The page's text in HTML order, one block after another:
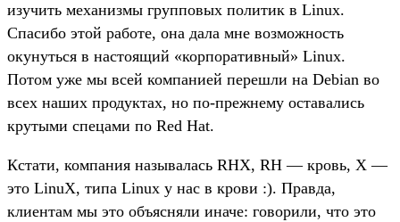
изучить механизмы групповых политик в Linux.
Спасибо этой работе, она дала мне возможность
окунуться в настоящий «корпоративный» Linux.
Потом уже мы всей компанией перешли на Debian во
всех наших продуктах, но по-прежнему оставались
крутыми спецами по Red Hat.
Кстати, компания называлась RHX, RH — кровь, X —
это LinuX, типа Linux у нас в крови :). Правда,
клиентам мы это объясняли иначе: говорили, что это